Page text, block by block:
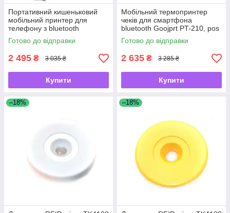
Портативний кишеньковий
мобільний принтер для
телефону з bluetooth
підключенням Paperang P1 -
UKMarket-
Готово до відправки
2 495 ₴ 3 035 ₴
Купити
Мобільний термопринтер
чеків для смартфона
bluetooth Goojprt PT-210, pos
принтер, помаранчевий -
UKMarket-
Готово до відправки
2 635 ₴ 3 285 ₴
Купити
–18% –18%